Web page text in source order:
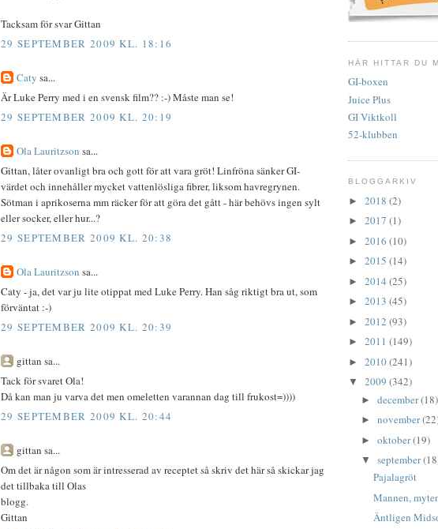
Tacksam för svar Gittan
29 SEPTEMBER 2009 KL. 18:16
Caty sa...
Är Luke Perry med i en svensk film?? :-) Måste man se!
29 SEPTEMBER 2009 KL. 20:19
Ola Lauritzson sa...
Gittan, låter ovanligt bra och gott för att vara gröt! Linfröna sänker GI-
värdet och innehåller mycket vattenlösliga fibrer, liksom havregrynen.
Sötman i aprikoserna mm räcker för att göra det gått - här behövs ingen sylt
eller socker, eller hur...?
29 SEPTEMBER 2009 KL. 20:38
Ola Lauritzson sa...
Caty - ja, det var ju lite otippat med Luke Perry. Han såg riktigt bra ut, som
förväntat :-)
29 SEPTEMBER 2009 KL. 20:39
gittan sa...
Tack för svaret Ola!
Då kan man ju varva det men omeletten varannan dag till frukost=))))
29 SEPTEMBER 2009 KL. 20:44
gittan sa...
Om det är någon som är intresserad av receptet så skriv det här så skickar jag
det tillbaka till Olas
blogg.
Gittan
HÄR HITTAR DU
GI-boxen
Juice Plus
GI Viktkoll
52-klubben
BLOGGARKIV
► 2018 (2)
► 2017 (1)
► 2016 (10)
► 2015 (14)
► 2014 (25)
► 2013 (45)
► 2012 (93)
► 2011 (149)
► 2010(241)
▼ 2009 (342)
► december(18)
► november
► oktober(19)
▼ september
Pajalagröt
Mannen,
Äntligen